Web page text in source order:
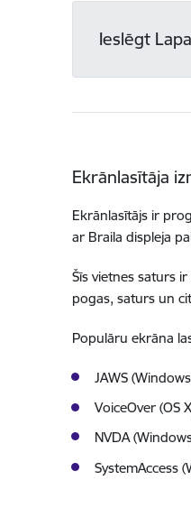
Ieslēgt
Ekrānlasītāja
Ekrānlasītājs ir
ar Braila displeja
Šīs vietnes saturs
pogas, saturs un
Populāru ekrāna
JAWS
VoiceOver (OS
NVDA
SystemAccess